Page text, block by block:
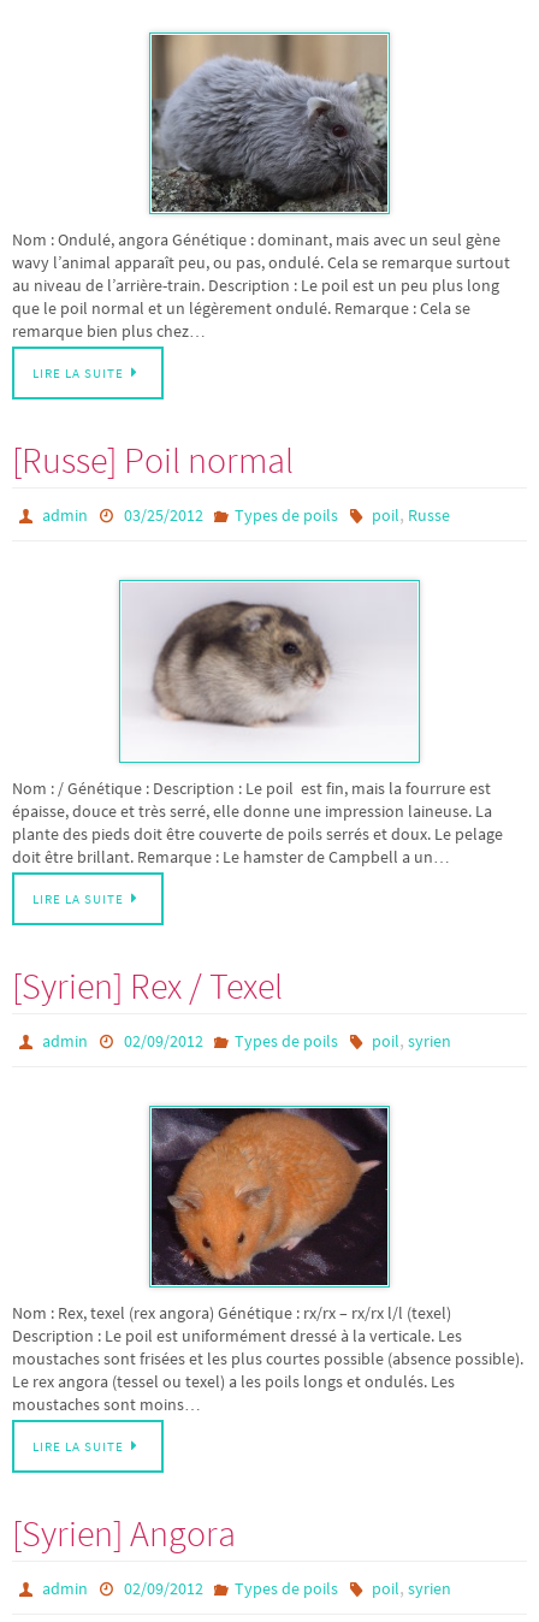
Nom : Ondulé, angora Génétique : dominant, mais avec un seul gène
wavy l’animal apparaît peu, ou pas, ondulé. Cela se remarque surtout
au niveau de l’arrière-train. Description : Le poil est un peu plus long
que le poil normal et un légèrement ondulé. Remarque : Cela se
remarque bien plus chez…
LIRE LA SUITE
[Russe] Poil normal
admin 03/25/2012 Types de poils poil, Russe
Nom : / Génétique : Description : Le poil est fin, mais la fourrure est
épaisse, douce et très serré, elle donne une impression laineuse. La
plante des pieds doit être couverte de poils serrés et doux. Le pelage
doit être brillant. Remarque : Le hamster de Campbell a un…
LIRE LA SUITE
[Syrien] Rex / Texel
admin 02/09/2012 Types de poils poil,syrien
Nom : Rex, texel (rex angora) Génétique : rx/rx – rx/rx l/l (texel)
Description : Le poil est uniformément dressé à la verticale. Les
moustaches sont frisées et les plus courtes possible (absence possible).
Le rex angora (tessel ou texel) a les poils longs et ondulés. Les
moustaches sont moins…
LIRE LA SUITE
[Syrien] Angora
admin 02/09/2012 Types de poils poil,syrien